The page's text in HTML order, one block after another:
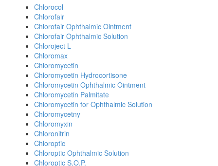
Chlorocol
Chlorofair
Chlorofair Ophthalmic Ointment
Chlorofair Ophthalmic Solution
Chloroject L
Chloromax
Chloromycetin
Chloromycetin Hydrocortisone
Chloromycetin Ophthalmic Ointment
Chloromycetin Palmitate
Chloromycetin for Ophthalmic Solution
Chloromycetny
Chloromyxin
Chloronitrin
Chloroptic
Chloroptic Ophthalmic Solution
Chloroptic S.O.P.